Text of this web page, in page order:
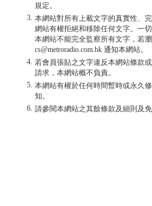
規定。
3. 本網站對所有上載文字的真實性、
網站有權拒絕和移除任何文字。一
本網站不能完全監察所有文字，若
cs@metroradio.com.hk 通知本網站。
4. 若會員張貼之文字違反本網站條款
請求，本網站概不負責。
5. 本網站有權於任何時間暫時或永久
知。
6. 請參閱本網站之其餘條款及細則及